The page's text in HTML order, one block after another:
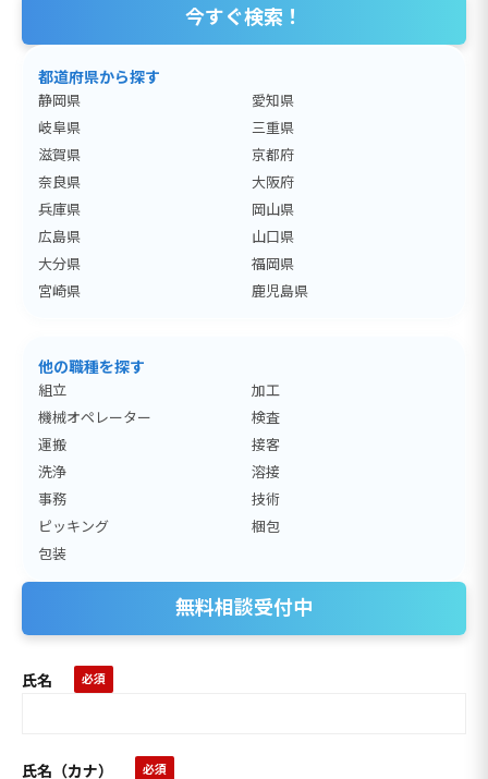
今すぐ検索！
都道府県から探す
静岡県
愛知県
岐阜県
三重県
滋賀県
京都府
奈良県
大阪府
兵庫県
岡山県
広島県
山口県
大分県
福岡県
宮崎県
鹿児島県
他の職種を探す
組立
加工
機械オペレーター
検査
運搬
接客
洗浄
溶接
事務
技術
ピッキング
梱包
包装
無料相談受付中
氏名
氏名（カナ）